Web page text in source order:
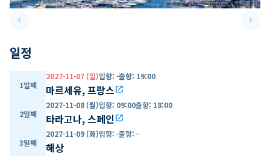
keyboard_arrow_leftPrevious slide keyboard_arrow_right
일정
1일째
2027-11-07 (일)입항: -출항: 19:00
마르세유, 프랑스open_in_new
2일째
2027-11-08 (월)입항: 09:00출항: 18:00
타라고나, 스페인open_in_new
3일째
2027-11-09 (화)입항: -출항: -
해상